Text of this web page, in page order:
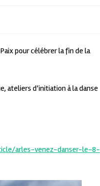
pour célébrer la fin de la
ateliers d’initiation à la danse
arles-venez-danser-le-8-